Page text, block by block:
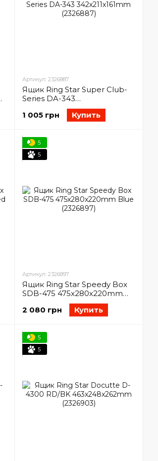
Артикул: 2326887
Ящик Ring Star Super Club-
Series DA-343
342x211x161mm (2326887)
1 005 грн Купить
5
5
Артикул: 2326897
Ящик Ring Star Speedy Box
SDB-475 475x280x220mm
Blue (2326897)
2 080 грн Купить
5
5